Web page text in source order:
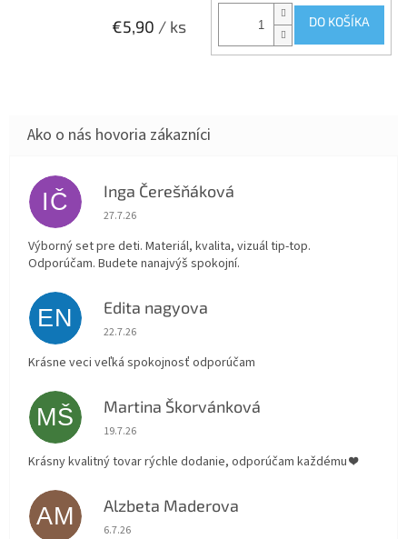
€5,90 / ks DO KOŠÍKA
IČ Inga Čerešňáková
Hodnotenie obchodu je 5 z 5 hviezdičiek.
27.7.26
Výborný set pre deti. Materiál, kvalita, vizuál tip-top.
Odporúčam. Budete nanajvýš spokojní.
EN Edita nagyova
Hodnotenie obchodu je 5 z 5 hviezdičiek.
22.7.26
Krásne veci veľká spokojnosť odporúčam
MŠ Martina Škorvánková
Hodnotenie obchodu je 5 z 5 hviezdičiek.
19.7.26
Krásny kvalitný tovar rýchle dodanie, odporúčam každému ❤️
AM Alzbeta Maderova
Hodnotenie obchodu je 5 z 5 hviezdičiek.
6.7.26